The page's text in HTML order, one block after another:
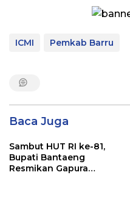
ICMI Pemkab Barru
Baca Juga
Sambut HUT RI ke-81,
Bupati Bantaeng
Resmikan Gapura